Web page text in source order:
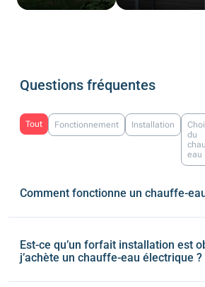
Questions fréquentes
Tout Fonctionnement Installation
du
eau
Comment fonctionne un chauffe-
Est-ce qu’un forfait installation est
j’achète un chauffe-eau électrique ?